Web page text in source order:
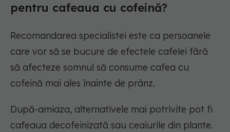
pentru cafeaua cu cofeină?
Recomandarea specialistei este ca persoanele
care vor să se bucure de efectele cafelei fără
să afecteze somnul să consume cafea cu
cofeină mai ales înainte de prânz.
După-amiaza, alternativele mai potrivite pot fi
cafeaua decofeinizată sau ceaiurile din plante.